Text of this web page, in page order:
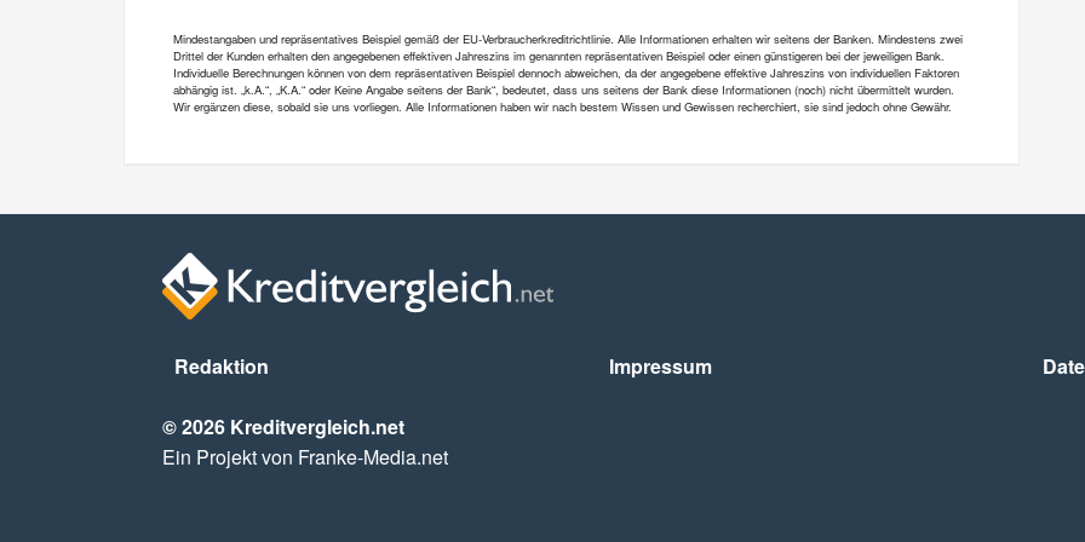
Mindestangaben und repräsentatives Beispiel gemäß der EU-Verbraucherkreditrichtlinie. Alle Informationen erhalten wir seitens der Banken. Mindestens zwei
Drittel der Kunden erhalten den angegebenen effektiven Jahreszins im genannten repräsentativen Beispiel oder einen günstigeren bei der jeweiligen Bank.
Individuelle Berechnungen können von dem repräsentativen Beispiel dennoch abweichen, da der angegebene effektive Jahreszins von individuellen Faktoren
abhängig ist. „k.A.“, „K.A.“ oder Keine Angabe seitens der Bank“, bedeutet, dass uns seitens der Bank diese Informationen (noch) nicht übermittelt wurden.
Wir ergänzen diese, sobald sie uns vorliegen. Alle Informationen haben wir nach bestem Wissen und Gewissen recherchiert, sie sind jedoch ohne Gewähr.
Redaktion Impressum
© 2026 Kreditvergleich.net
Ein Projekt von Franke-Media.net